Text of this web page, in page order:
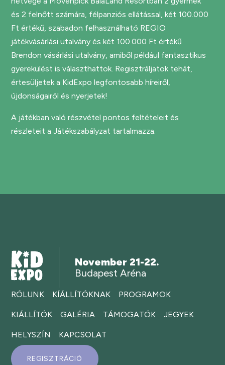
és 2 felnőtt számára, félpanziós ellátással, két 100.000
Ft értékű, szabadon felhasználható REGIO
játékvásárlási utalvány és két 100.000 Ft értékű
Brendon vásárlási utalvány, amiből például fantasztikus
gyerekülést is választhattok. Regisztráljatok tehát,
értesüljetek a KidExpo legfontosabb híreiről,
újdonságairól és nyerjetek!
A játékban való részvétel pontos feltételeit és
részleteit aJátékszabályzat tartalmazza.
November 21-22.
Budapest Aréna
RÓLUNK KÍÁLLÍTÓKNAK PROGRAMOK
KIÁLLÍTÓK GALÉRIA TÁMOGATÓK JEGYEK
HELYSZÍN KAPCSOLAT
REGISZTRÁCIÓ